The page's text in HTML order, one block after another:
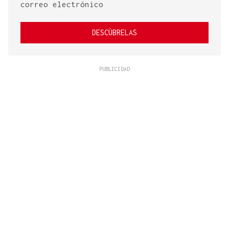
correo electrónico
DESCÚBRELAS